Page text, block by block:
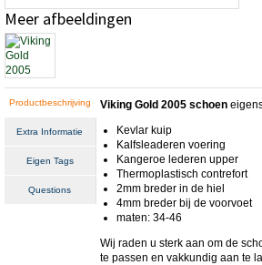
Meer afbeeldingen
Productbeschrijving
Extra Informatie
Eigen Tags
Questions
Viking Gold 2005 schoen
Kevlar kuip
Kalfsleaderen voering
Kangeroe lederen upper
Thermoplastisch contrefort
2mm breder in de hiel
4mm breder bij de voorvoet
maten: 34-46
Wij raden u sterk aan om de
te passen en vakkundig aan te